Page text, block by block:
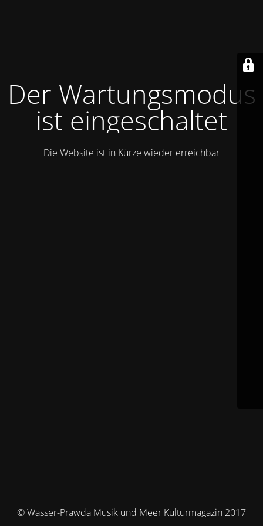
Der Wartungsmodus
ist eingeschaltet
Die Website ist in Kürze wieder erreichbar
© Wasser-Prawda Musik und Meer Kulturmagazin 2017